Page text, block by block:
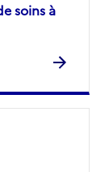
soins à